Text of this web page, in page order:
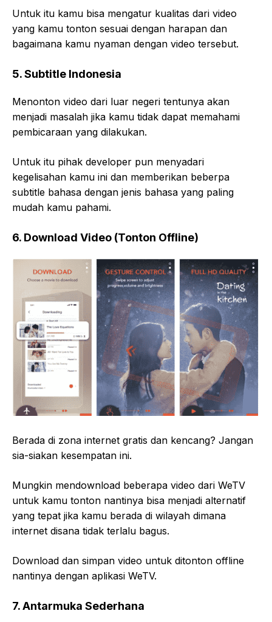
Untuk itu kamu bisa mengatur kualitas dari video
yang kamu tonton sesuai dengan harapan dan
bagaimana kamu nyaman dengan video tersebut.
5. Subtitle Indonesia
Menonton video dari luar negeri tentunya akan
menjadi masalah jika kamu tidak dapat memahami
pembicaraan yang dilakukan.
Untuk itu pihak developer pun menyadari
kegelisahan kamu ini dan memberikan beberpa
subtitle bahasa dengan jenis bahasa yang paling
mudah kamu pahami.
6. Download Video (Tonton Offline)
Berada di zona internet gratis dan kencang? Jangan
sia-siakan kesempatan ini.
Mungkin mendownload beberapa video dari WeTV
untuk kamu tonton nantinya bisa menjadi alternatif
yang tepat jika kamu berada di wilayah dimana
internet disana tidak terlalu bagus.
Download dan simpan video untuk ditonton offline
nantinya dengan aplikasi WeTV.
7. Antarmuka Sederhana